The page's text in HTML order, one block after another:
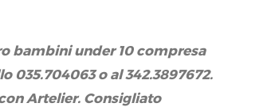
bambini under 10 compresa
035.704063 o al 342.3897672.
Artelier. Consigliato